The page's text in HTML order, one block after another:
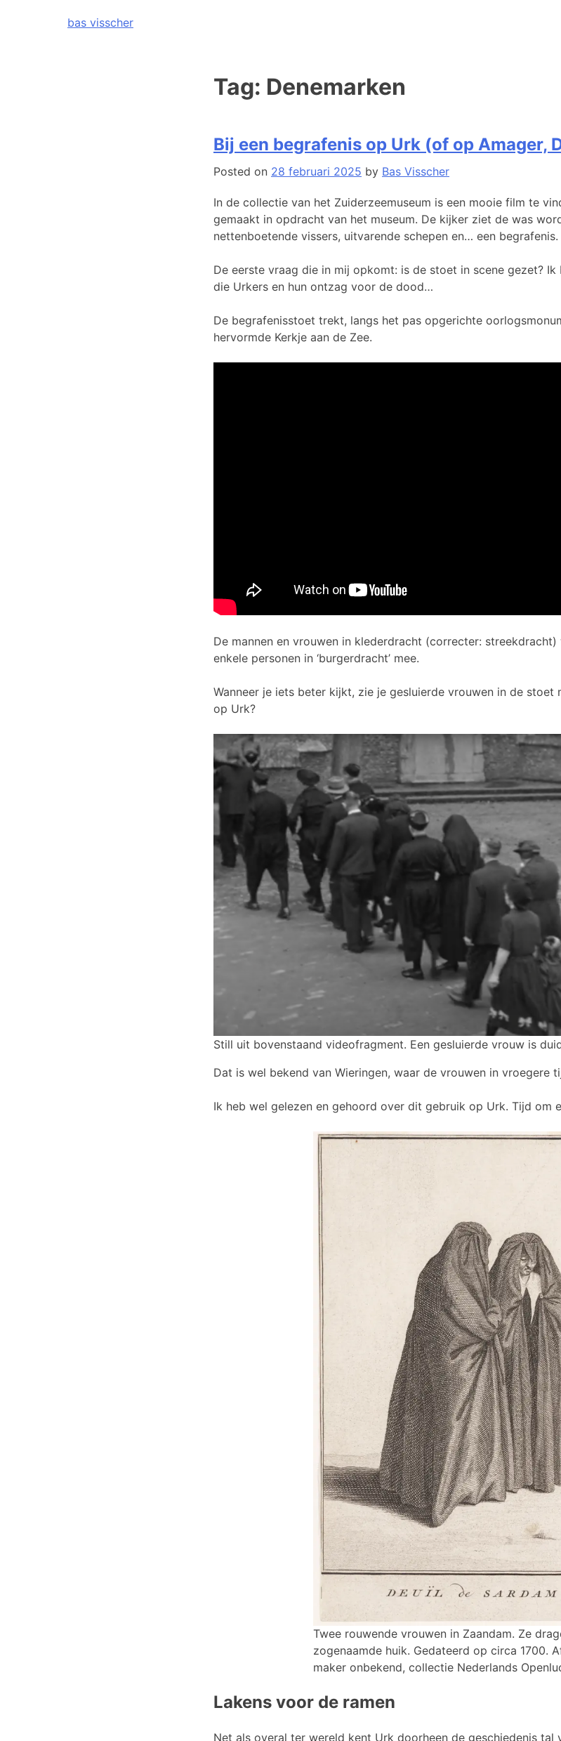
bas visscher
Tag: Denemarken
Bij een begrafenis op Urk (of op Amager,
Posted on 28 februari 2025 by Bas Visscher
In de collectie van het Zuiderzeemuseum is een mooie film te
gemaakt in opdracht van het museum. De kijker ziet de was
nettenboetende vissers, uitvarende schepen en… een begrafenis.
De eerste vraag die in mij opkomt: is de stoet in scene gezet?
die Urkers en hun ontzag voor de dood…
De begrafenisstoet trekt, langs het pas opgerichte
hervormde Kerkje aan de Zee.
De mannen en vrouwen in klederdracht (correcter:
enkele personen in ‘burgerdracht’ mee.
Wanneer je iets beter kijkt, zie je gesluierde vrouwen in de stoet
op Urk?
Still uit bovenstaand videofragment. Een gesluierde vrouw is
Dat is wel bekend van Wieringen, waar de vrouwen in vroegere
Ik heb wel gelezen en gehoord over dit gebruik op Urk. Tijd om
Twee rouwende vrouwen in Zaandam. Ze
zogenaamde huik. Gedateerd op circa 1700.
maker onbekend, collectie Nederlands
Lakens voor de ramen
Net als overal ter wereld kent Urk doorheen de geschiedenis tal